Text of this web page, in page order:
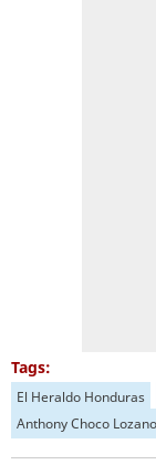
Tags:
El Heraldo Honduras
Anthony Choco Lozano